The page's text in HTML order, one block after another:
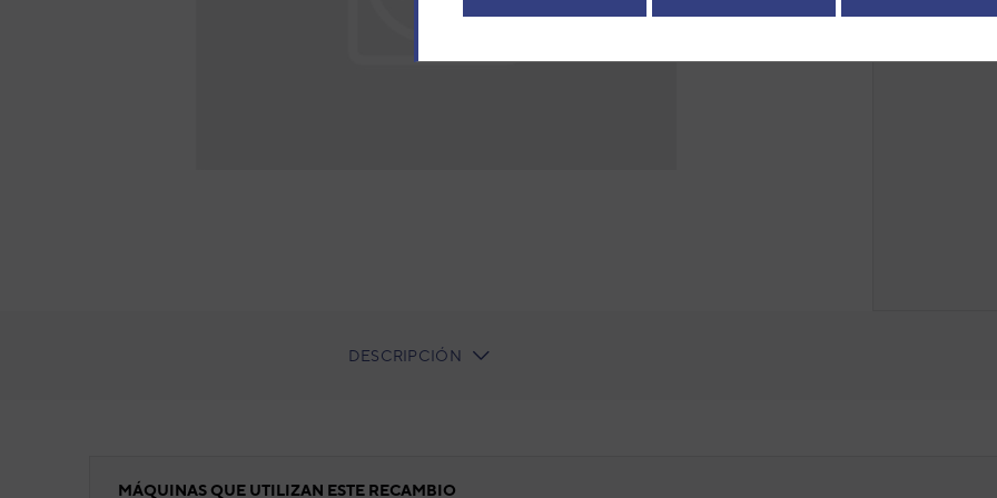
CURRENT
DESCRIPCIÓN
MÁQUINAS QUE UTILIZAN ESTE RECAMBIO